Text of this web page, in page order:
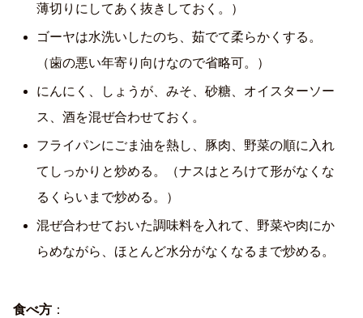
薄切りにしてあく抜きしておく。）
ゴーヤは水洗いしたのち、茹でて柔らかくする。
（歯の悪い年寄り向けなので省略可。）
にんにく、しょうが、みそ、砂糖、オイスターソー
ス、酒を混ぜ合わせておく。
フライパンにごま油を熱し、豚肉、野菜の順に入れ
てしっかりと炒める。（ナスはとろけて形がなくな
るくらいまで炒める。）
混ぜ合わせておいた調味料を入れて、野菜や肉にか
らめながら、ほとんど水分がなくなるまで炒める。
食べ方 ：